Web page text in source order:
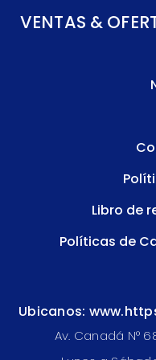
VENTAS &
Libro de
Políticas de
Ubicanos:
Av. Canadá N°